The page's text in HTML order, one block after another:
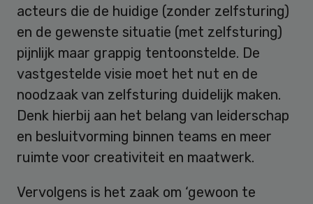
acteurs die de huidige (zonder zelfsturing)
en de gewenste situatie (met zelfsturing)
pijnlijk maar grappig tentoonstelde. De
vastgestelde visie moet het nut en de
noodzaak van zelfsturing duidelijk maken.
Denk hierbij aan het belang van leiderschap
en besluitvorming binnen teams en meer
ruimte voor creativiteit en maatwerk.
Vervolgens is het zaak om ‘gewoon te